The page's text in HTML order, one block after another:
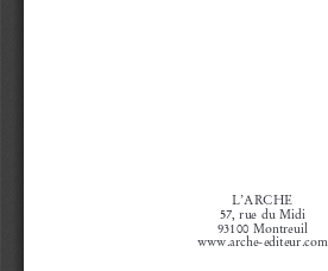
L’ARCHE
57,  rue  du  Midi
93100  Montreuil
www.arche-editeur.com